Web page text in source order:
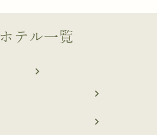
ホテル一覧
navigate_next
navigate_next
navigate_next